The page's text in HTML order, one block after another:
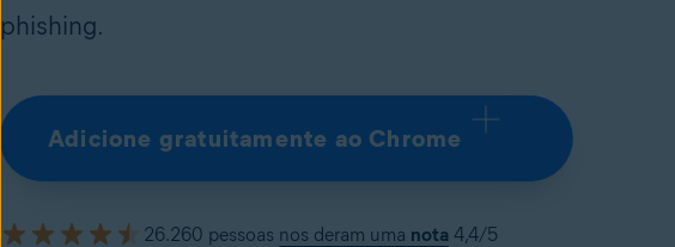
phishing.
Adicione gratuitamente ao Chrome
26.260 pessoas nos deram uma nota 4,4/5